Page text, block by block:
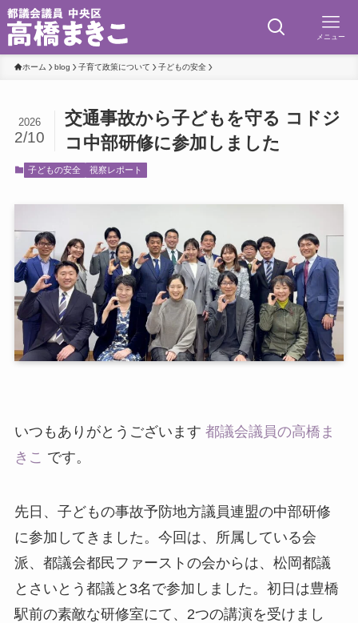
メニュー
ホーム blog 子育て政策について 子どもの安全
交通事故から子どもを守る コドジ
コ中部研修に参加しました
2026
2/10
子どもの安全 視察レポート
いつもありがとうございます 都議会議員の高橋ま
きこ です。
先日、子どもの事故予防地方議員連盟の中部研修
に参加してきました。今回は、所属している会
派、都議会都民ファーストの会からは、松岡都議
とさいとう都議と3名で参加しました。初日は豊橋
駅前の素敵な研修室にて、2つの講演を受けまし